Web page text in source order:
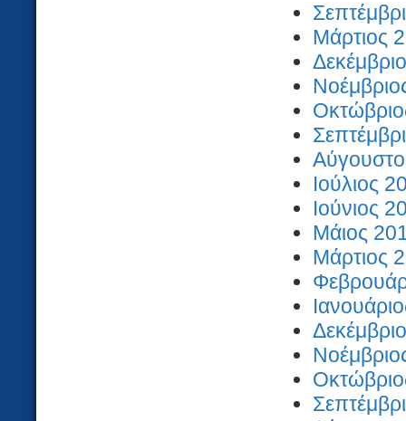
Μάρτιος
Ιούλιος
Ιούνιος
Μάιος
Μάρτιος